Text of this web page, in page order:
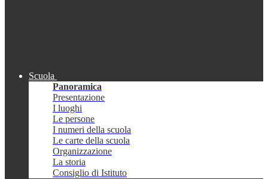
Scuola
Panoramica
Presentazione
I luoghi
Le persone
I numeri della scuola
Le carte della scuola
Organizzazione
La storia
Consiglio di Istituto